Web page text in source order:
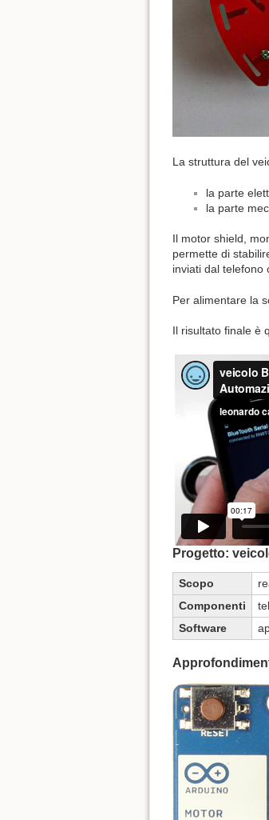
La struttura del
la parte
la parte
Il motor shield,
permette di
inviati dal telefono
Per alimentare la
Il risultato finale è
Progetto:
Scopo
Componenti
Software